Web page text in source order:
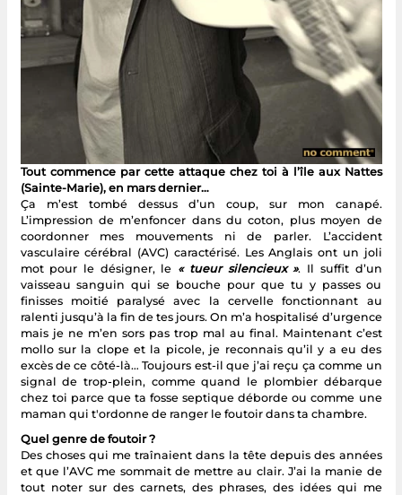
Tout commence par cette attaque chez toi à l’île aux Nattes
(Sainte-Marie), en mars dernier…
Ça m’est tombé dessus d’un coup, sur mon canapé.
L’impression de m’enfoncer dans du coton, plus moyen de
coordonner mes mouvements ni de parler. L’accident
vasculaire cérébral (AVC) caractérisé. Les Anglais ont un joli
mot pour le désigner, le « tueur silencieux ». Il suffit d’un
vaisseau sanguin qui se bouche pour que tu y passes ou
finisses moitié paralysé avec la cervelle fonctionnant au
ralenti jusqu’à la fin de tes jours. On m’a hospitalisé d’urgence
mais je ne m’en sors pas trop mal au final. Maintenant c’est
mollo sur la clope et la picole, je reconnais qu’il y a eu des
excès de ce côté-là… Toujours est-il que j’ai reçu ça comme un
signal de trop-plein, comme quand le plombier débarque
chez toi parce que ta fosse septique déborde ou comme une
maman qui t'ordonne de ranger le foutoir dans ta chambre.
Quel genre de foutoir ?
Des choses qui me traînaient dans la tête depuis des années
et que l’AVC me sommait de mettre au clair. J’ai la manie de
tout noter sur des carnets, des phrases, des idées qui me